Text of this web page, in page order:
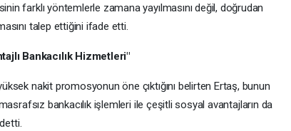
farklı yöntemlerle zamana yayılmasını değil, doğrudan
talep ettiğini ifade etti.
Bankacılık Hizmetleri"
nakit promosyonun öne çıktığını belirten Ertaş, bunun
bankacılık işlemleri ile çeşitli sosyal avantajların da